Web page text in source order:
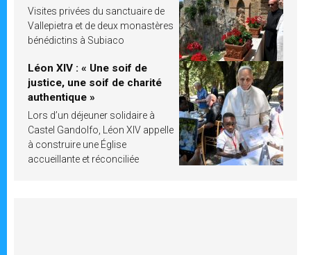
Visites privées du sanctuaire de
Vallepietra et de deux monastères
bénédictins à Subiaco
Léon XIV : « Une soif de
justice, une soif de charité
authentique »
Lors d’un déjeuner solidaire à
Castel Gandolfo, Léon XIV appelle
à construire une Église
accueillante et réconciliée